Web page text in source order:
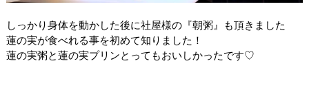
しっかり身体を動かした後に社屋様の『朝粥』も頂きました
蓮の実が食べれる事を初めて知りました！
蓮の実粥と蓮の実プリンとってもおいしかったです♡